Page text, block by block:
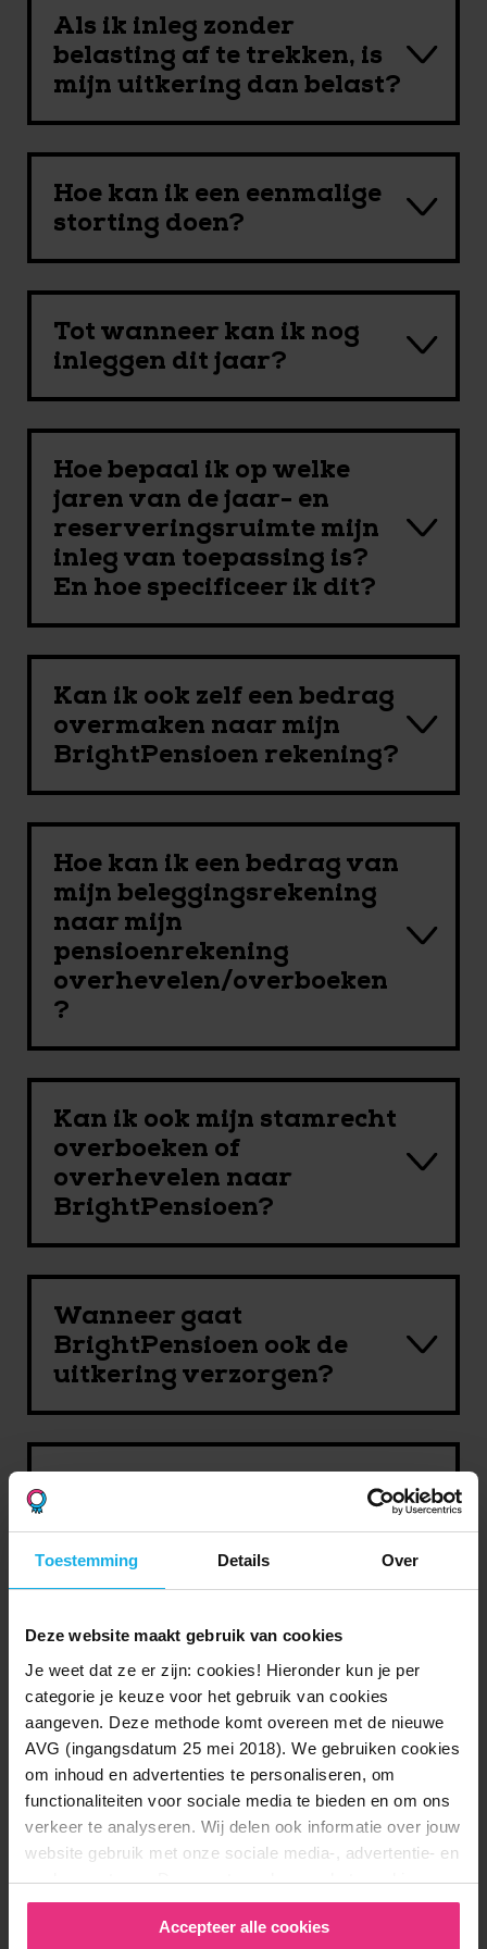
Toestemming Details Over
Deze website maakt gebruik van cookies
Je weet dat ze er zijn: cookies! Hieronder kun je per
categorie je keuze voor het gebruik van cookies
aangeven. Deze methode komt overeen met de nieuwe
AVG (ingangsdatum 25 mei 2018). We gebruiken cookies
om inhoud en advertenties te personaliseren, om
functionaliteiten voor sociale media te bieden en om ons
verkeer te analyseren. Wij delen ook informatie over jouw
website gebruik met onze sociale media-, advertentie- en
analysepartners. Deze partners kunnen het combineren
met andere informatie die je aan hen hebt verstrekt of die
zij hebben verzameld door gebruikt te maken van hun
Accepteer alle cookies
Als ik inleg zonder
belasting af te trekken, is
mijn uitkering dan belast?
Hoe kan ik een eenmalige
storting doen?
Tot wanneer kan ik nog
inleggen dit jaar?
Hoe bepaal ik op welke
jaren van de jaar- en
reserveringsruimte mijn
inleg van toepassing is?
En hoe specificeer ik dit?
Kan ik ook zelf een bedrag
overmaken naar mijn
BrightPensioen rekening?
Hoe kan ik een bedrag van
mijn beleggingsrekening
naar mijn
pensioenrekening
overhevelen/overboeken
?
Kan ik ook mijn stamrecht
overboeken of
overhevelen naar
BrightPensioen?
Wanneer gaat
BrightPensioen ook de
uitkering verzorgen?
Hoe kan ik geld opnemen
beleggingsrekening?
Waar en wanneer kan ik
mijn inleg terugvinden in
de portal?
Als ik stop met inleggen,
moet ik dan het
lidmaatschap betalen?